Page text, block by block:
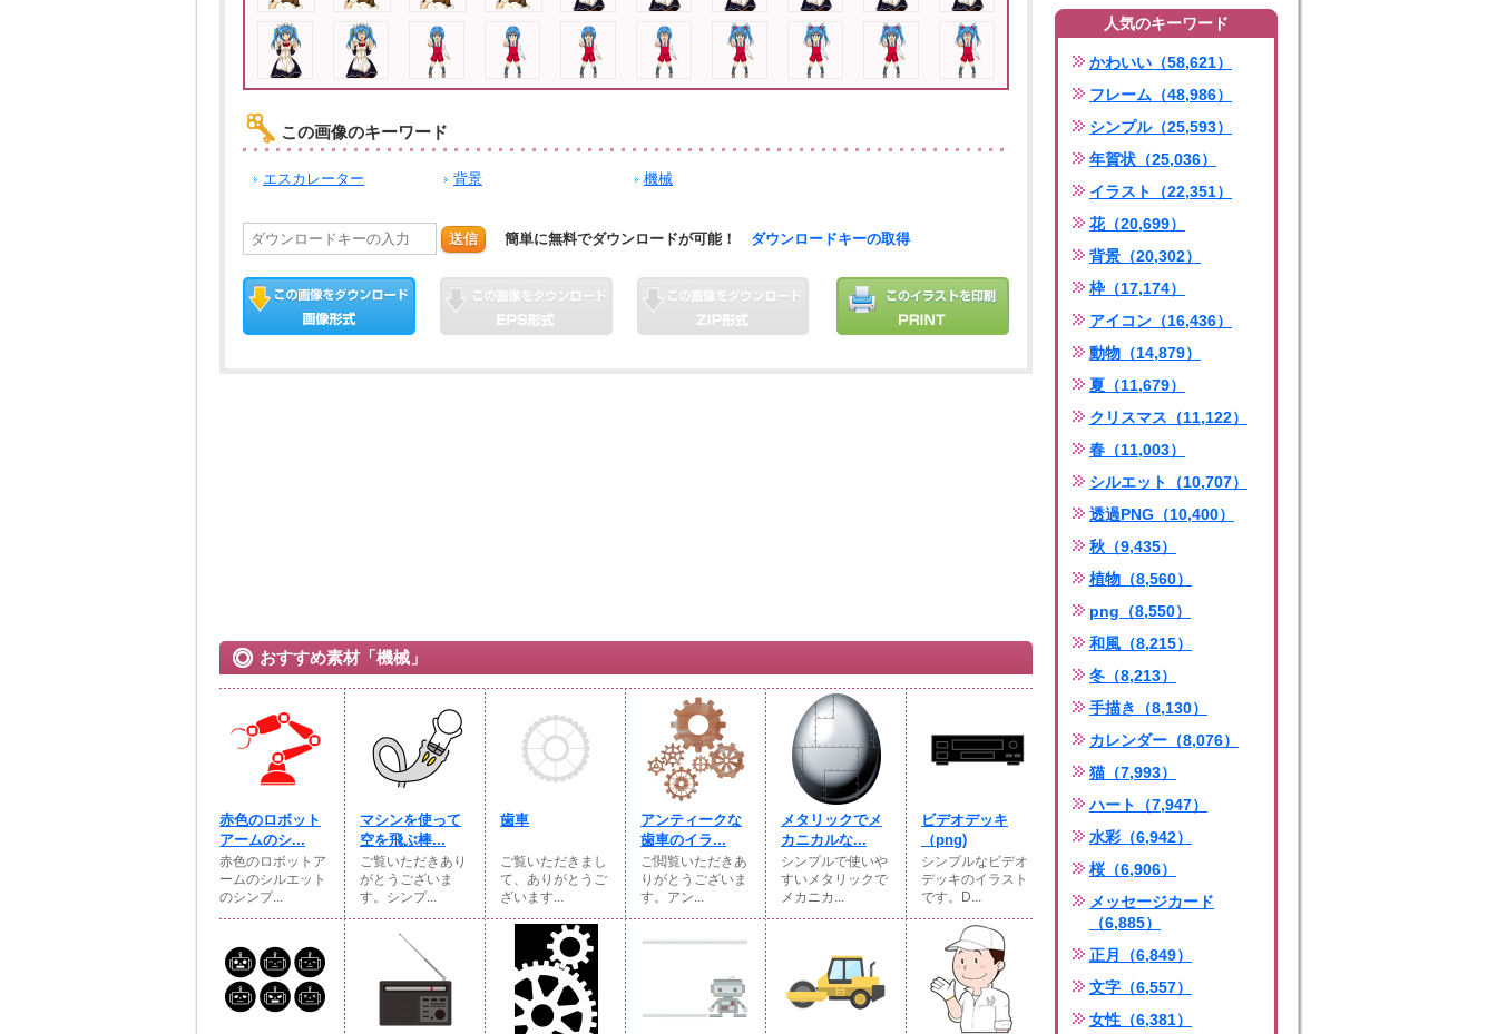
この画像のキーワード
エスカレーター 背景 機械
送信 簡単に無料でダウンロードが可能！ ダウンロードキーの取得
おすすめ素材「機械」
赤色のロボット
アームのシ...
赤色のロボットア
ームのシルエット
のシンプ...
マシンを使って
空を飛ぶ棒...
ご覧いただきあり
がとうございま
す。シンプ...
歯車
ご覧いただきまし
て、ありがとうご
ざいます...
アンティークな
歯車のイラ...
ご閲覧いただきあ
りがとうございま
す。アン...
メタリックでメ
カニカルな...
シンプルで使いや
すいメタリックで
メカニカ...
ビデオデッキ
（png)
シンプルなビデオ
デッキのイラスト
です。D...
人気のキーワード
かわいい（58,621）
フレーム（48,986）
シンプル（25,593）
年賀状（25,036）
イラスト（22,351）
花（20,699）
背景（20,302）
枠（17,174）
アイコン（16,436）
動物（14,879）
夏（11,679）
クリスマス（11,122）
春（11,003）
シルエット（10,707）
透過PNG（10,400）
秋（9,435）
植物（8,560）
png（8,550）
和風（8,215）
冬（8,213）
手描き（8,130）
カレンダー（8,076）
猫（7,993）
ハート（7,947）
水彩（6,942）
桜（6,906）
メッセージカード
（6,885）
正月（6,849）
文字（6,557）
女性（6,381）